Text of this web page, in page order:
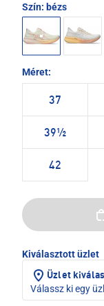
Szín: bézs
Méret:
37
39½
42
Kiválasztott üzlet
Üzlet
Válassz ki egy